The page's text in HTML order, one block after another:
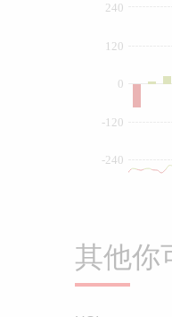
0
-240
-120
120
240
其他你